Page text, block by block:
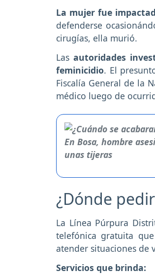
La mujer fue
defenderse
cirugías, ella murió.
Las autoridades
feminicidio. El
Fiscalía General de la
médico luego de
¿Dónde
La Línea Púrpura
telefónica gratuita
atender situaciones de
Servicios que brinda: